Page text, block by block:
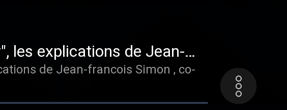
les explications de Jean-
de Jean-francois Simon , co-